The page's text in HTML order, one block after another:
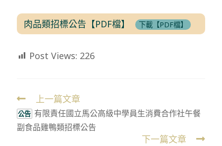
肉品類招標公告【PDF檔】 下載【PDF檔】
Post Views: 226
Read
more
articles
上一篇文章
公告 有限責任國立馬公高級中學員生消費合作社午餐
副食品雞鴨類招標公告
下一篇文章